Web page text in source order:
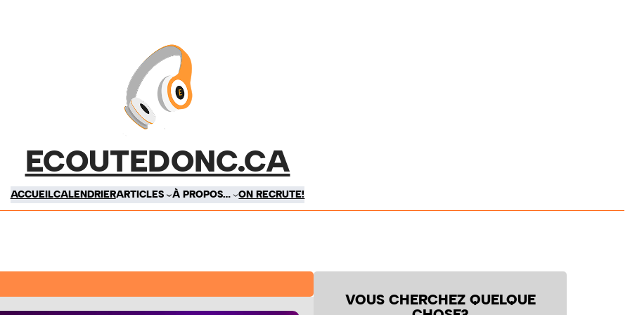
ECOUTEDONC.CA
ACCUEILCALENDRIERARTICLES À PROPOS… ON RECRUTE!
VOUS CHERCHEZ QUELQUE